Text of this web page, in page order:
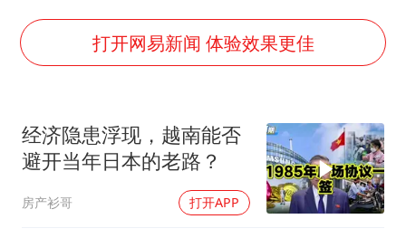
立秋的仪式感
“中国蔬菜之乡”最高温达41.8℃
东方之约 相约未来
打开网易新闻 体验效果更佳
经济隐患浮现，越南能否
避开当年日本的老路？
房产衫哥 打开APP